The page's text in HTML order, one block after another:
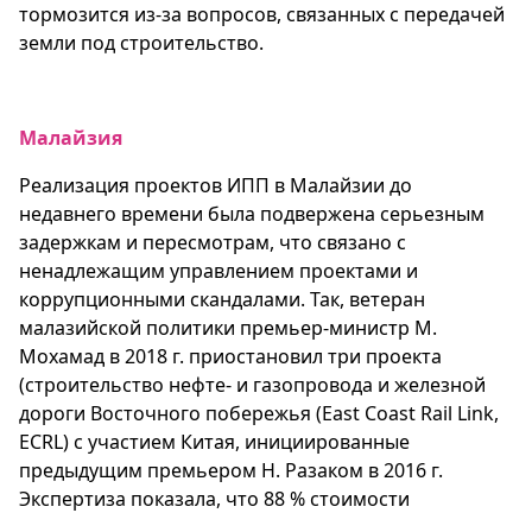
тормозится из-за вопросов, связанных с передачей
земли под строительство.
Малайзия
Реализация проектов ИПП в Малайзии до
недавнего времени была подвержена серьезным
задержкам и пересмотрам, что связано с
ненадлежащим управлением проектами и
коррупционными скандалами. Так, ветеран
малазийской политики премьер-министр М.
Мохамад в 2018 г. приостановил три проекта
(строительство нефте- и газопровода и железной
дороги Восточного побережья (East Coast Rail Link,
ECRL) с участием Китая, инициированные
предыдущим премьером Н. Разаком в 2016 г.
Экспертиза показала, что 88 % стоимости